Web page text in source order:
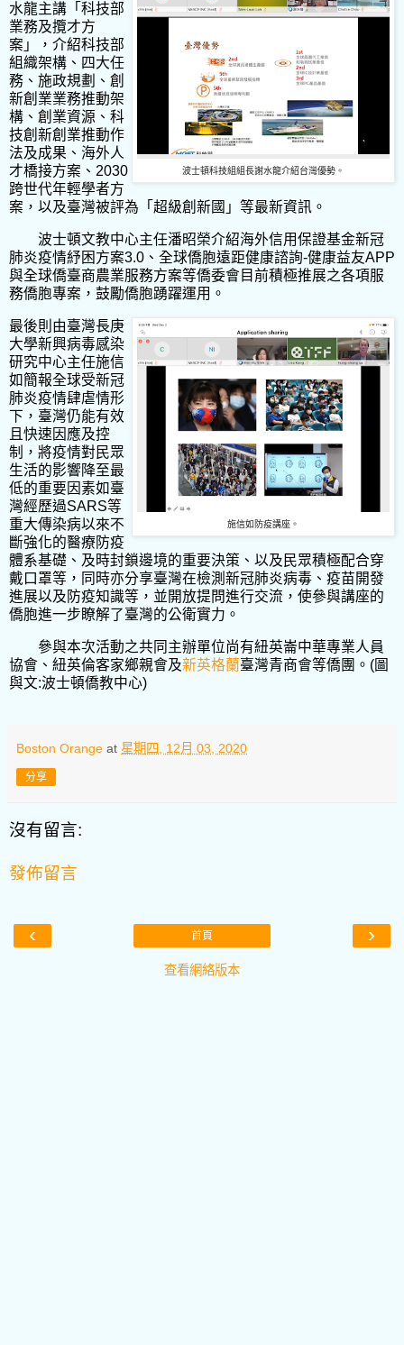
波士頓科技組組長謝水龍介紹台灣優勢。
水龍主講「科技部
業務及攬才方
案」，介紹科技部
組織架構、四大任
務、施政規劃、創
新創業業務推動架
構、創業資源、科
技創新創業推動作
法及成果、海外人
才橋接方案、 2030
跨世代年輕學者方
案，以及臺灣被評為「超級創新國」等最新資訊。
波士頓文教中心主任潘昭榮介紹海外信用保證基金新冠
肺炎疫情紓困方案3.0 、全球僑胞遠距健康諮詢-健康益友APP
與全球僑臺商農業服務方案等僑委會目前積極推展之各項服
務僑胞專案，鼓勵僑胞踴躍運用。
施信如防疫講座。
最後則由臺灣長庚
大學新興病毒感染
研究中心主任施信
如簡報全球受新冠
肺炎疫情肆虐情形
下，臺灣仍能有效
且快速因應及控
制，將疫情對民眾
生活的影響降至最
低的重要因素如臺
灣經歷過SARS等
重大傳染病以來不
斷強化的醫療防疫
體系基礎、及時封鎖邊境的重要決策、以及民眾積極配合穿
戴口罩等，同時亦分享臺灣在檢測新冠肺炎病毒、疫苗開發
進展以及防疫知識等，並開放提問進行交流，使參與講座的
僑胞進一步瞭解了臺灣的公衛實力。
參與本次活動之共同主辦單位尚有紐英崙中華專業人員
協會、紐英倫客家鄉親會及新英格蘭臺灣青商會等僑團。 (圖
與文:波士頓僑教中心)
Boston Orange at 星期四, 12月 03, 2020
分享
沒有留言:
發佈留言
‹ ›
首頁
查看網絡版本